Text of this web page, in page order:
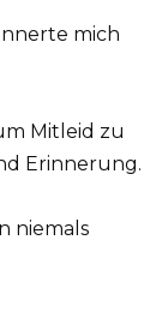
mich
Mitleid zu
Erinnerung.
niemals